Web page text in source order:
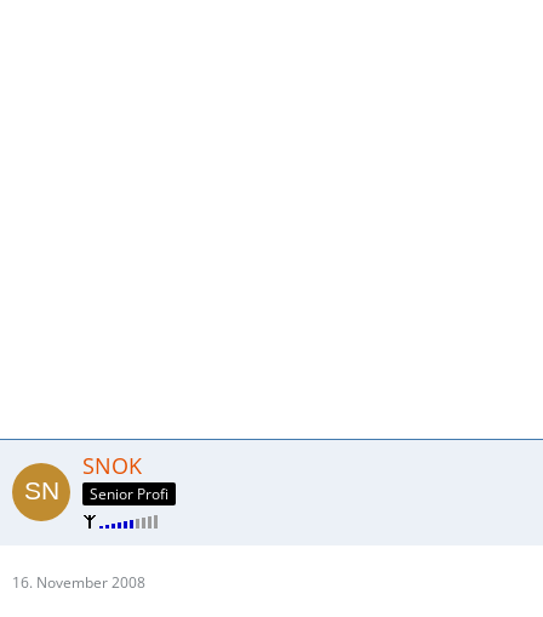
SNOK
Senior Profi
16. November 2008